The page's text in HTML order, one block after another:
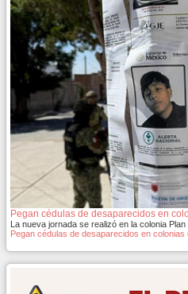
Pegan cédulas de desaparecidos en
La nueva jornada se realizó en la colonia
Pegan cédulas de desaparecidos en colonias